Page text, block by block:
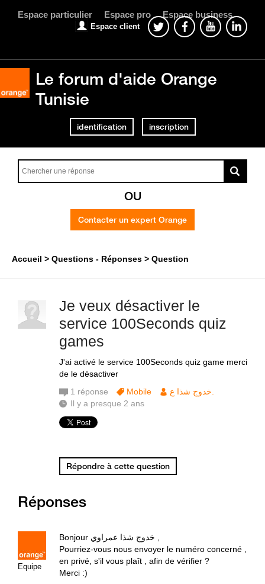
Espace particulier Espace pro Espace business
Espace client
Le forum d'aide Orange
Tunisie
identification inscription
OU
Contacter un expert Orange
Accueil Questions - Réponses Question
Je veux désactiver le
service 100Seconds quiz
games
J'ai activé le service 100Seconds quiz game merci
de le désactiver
1 réponse Mobile
Il y a presque 2 ans
Répondre à cette question
Réponses
Equipe
Pourriez-vous nous envoyer le numéro concerné ,
en privé, s'il vous plaît , afin de vérifier ?
Merci :)